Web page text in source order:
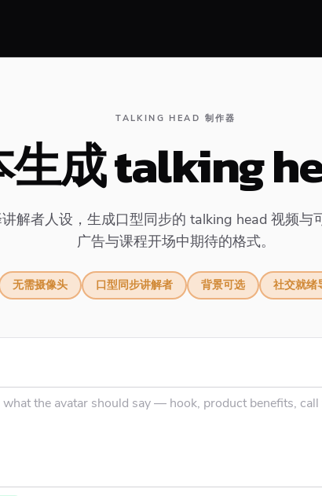
TALKING HEAD 制作器
成 talking
解者人设，生成口型同步的 talking head 视频与
广告与课程开场中期待的格式。
无需摄像头 口型同步讲解者 背景可选 社交就绪